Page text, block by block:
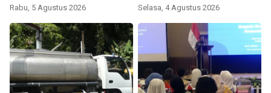
Rabu, 5 Agustus 2026 Selasa, 4 Agustus 2026